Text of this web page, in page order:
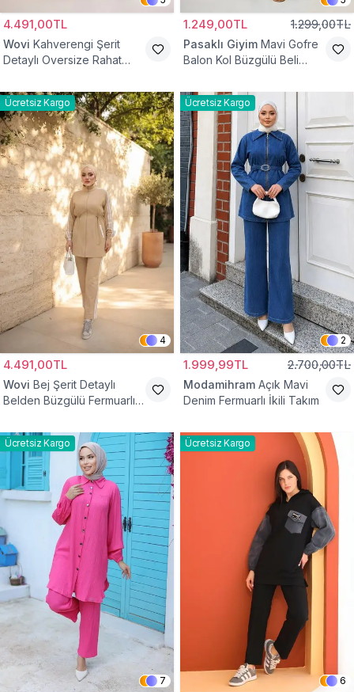
4.491,00TL
Wovi Kahverengi Şerit
Detaylı Oversize Rahat
1.249,00TL 1.299,00TL
Pasaklı Giyim Mavi Gofre
Balon Kol Büzgülü Beli
Takım
Ücretsiz Kargo
4
4.491,00TL
Wovi Bej Şerit Detaylı
Belden Büzgülü Fermuarlı
Ücretsiz Kargo
2
1.999,99TL 2.700,00TL
Modamihram Açık Mavi
Denim Fermuarlı İkili Takım
Ücretsiz Kargo
7
Ücretsiz Kargo
6